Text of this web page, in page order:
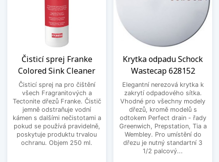
Čisticí sprej Franke
Colored Sink Cleaner
Čisticí sprej na pro čištění
všech Fragranitových a
Tectonite dřezů Franke. Čistič
jemně odstraňuje vodní
kámen s dalšími nečistotami a
pokud se používá pravidelně,
poskytuje produktu trvalou
ochranu. Objem 250 ml.
Krytka odpadu Schock
Wastecap 628152
Elegantní nerezová krytka k
zakrytí odpadového sítka.
Vhodné pro všechny modely
dřezů, kromě modelů s
odtokem Perfect drain - řady
Greenwich, Prepstation, Tia a
Wembley. Pro umístění do
dřezu je nutný standartní 3
1/2 palcový...